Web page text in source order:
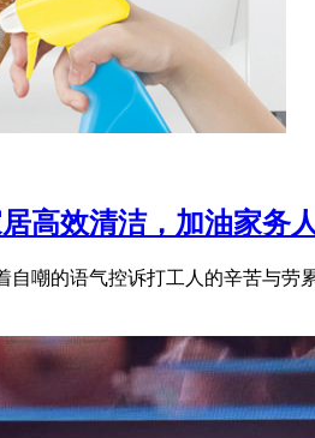
高效清洁，加油家务
自嘲的语气控诉打工人的辛苦与